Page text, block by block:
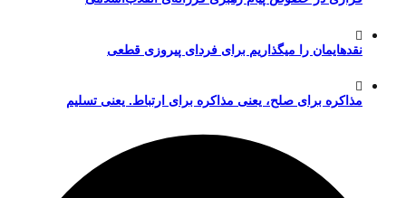
نقدهایمان را میگذاریم برای فردای پیروزی قطعی
مذاکره برای صلح، یعنی مذاکره برای ارتباط. یعنی تسلیم